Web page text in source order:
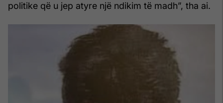
politike që u jep atyre një ndikim të madh”, tha ai.